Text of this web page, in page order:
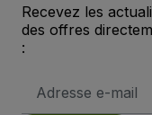
Recevez les
des offres
:
e-